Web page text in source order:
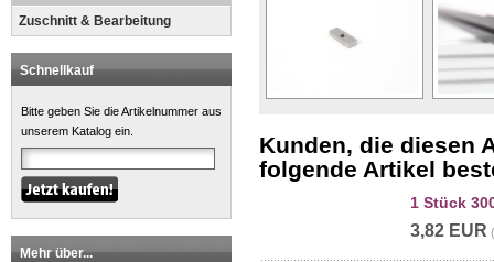
Zuschnitt & Bearbeitung
Schnellkauf
Bitte geben Sie die Artikelnummer aus
unserem Katalog ein.
Mehr über...
Kunden, die diesen
folgende Artikel
1 Stück
3,82 EUR